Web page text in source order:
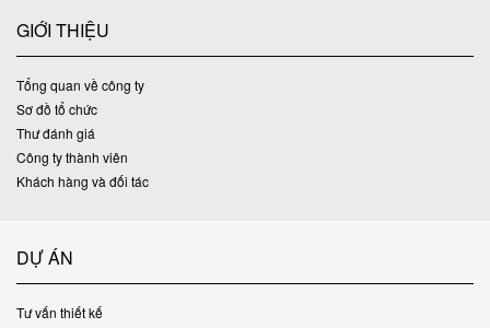
GIỚI THIỆU
Tổng quan về công ty
Sơ đồ tổ chức
Thư đánh giá
Công ty thành viên
Khách hàng và đối tác
DỰ ÁN
Tư vấn thiết kế